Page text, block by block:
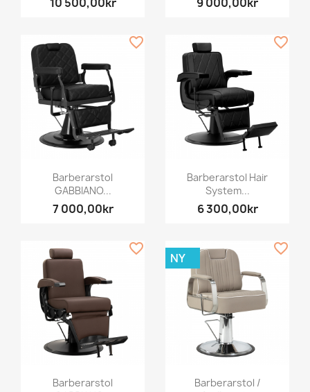
Barberarstol
GABBIANO...
7 000,00kr
favorite_border
Barberarstol Hair
System...
6 300,00kr
favorite_border
Barberarstol
favorite_border
Barberarstol /
NY
favorite_border